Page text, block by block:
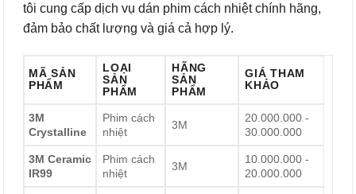
tôi cung cấp dịch vụ dán phim cách nhiệt chính hãng,
đảm bảo chất lượng và giá cả hợp lý.
MÃ SẢN
PHẨM
LOẠI
SẢN
PHẨM
HÃNG
SẢN
PHẨM
GIÁ THAM
KHẢO
3M
Crystalline
Phim cách
nhiệt
3M
20.000.000 -
30.000.000
3M Ceramic
IR99
Phim cách
nhiệt
3M
10.000.000 -
20.000.000